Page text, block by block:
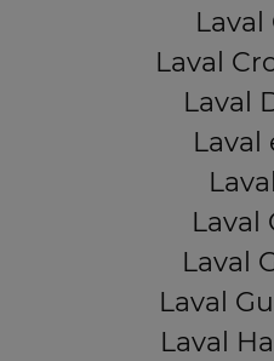
Laval
Laval
Laval
Laval
Laval
Laval
Laval
Laval